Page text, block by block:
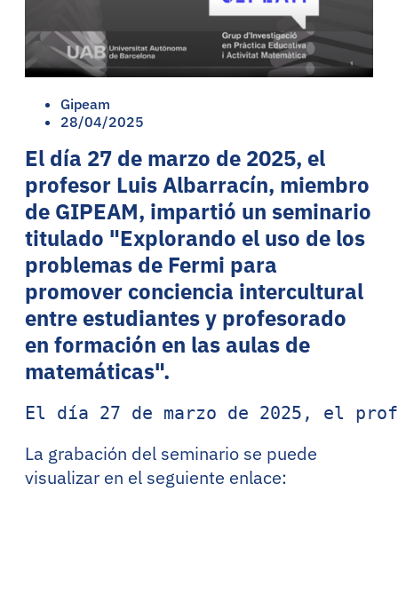
Gipeam
28/04/2025
El día 27 de marzo de 2025, el
profesor Luis Albarracín, miembro
de GIPEAM, impartió un seminario
titulado "Explorando el uso de los
problemas de Fermi para
promover conciencia intercultural
entre estudiantes y profesorado
en formación en las aulas de
matemáticas".
El día 27 de marzo de 2025, el
La grabación del seminario se puede
visualizar en el seguiente enlace: